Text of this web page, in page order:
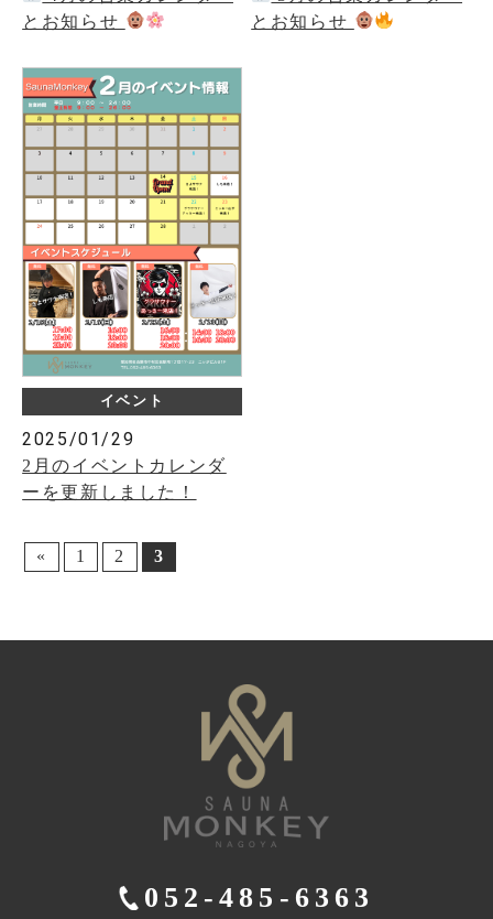
とお知らせ
とお知らせ
イベント
2025/01/29
2月のイベントカレンダ
ーを更新しました！
« 1 2 3
052-485-6363